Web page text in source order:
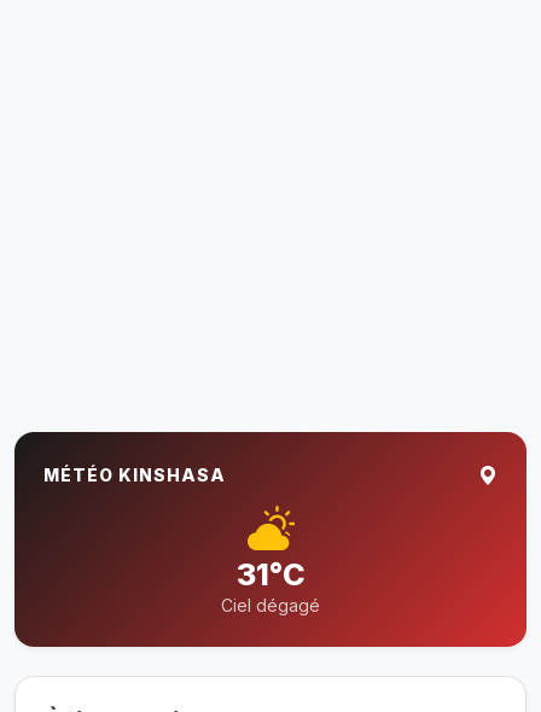
MÉTÉO KINSHASA
31°C
Ciel dégagé